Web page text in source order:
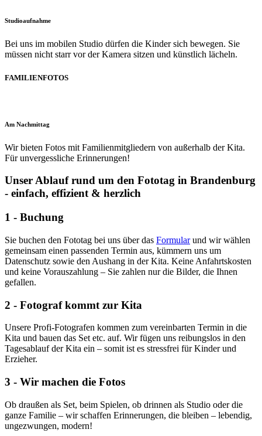
Studioaufnahme
Bei uns im mobilen Studio dürfen die Kinder sich bewegen. Sie
müssen nicht starr vor der Kamera sitzen und künstlich lächeln.
FAMILIENFOTOS
Am Nachmittag
Wir bieten Fotos mit Familienmitgliedern von außerhalb der Kita.
Für unvergessliche Erinnerungen!
Unser Ablauf rund um den Fototag in Brandenburg
- einfach, effizient & herzlich
1 - Buchung
Sie buchen den Fototag bei uns über das Formularund wir wählen
gemeinsam einen passenden Termin aus, kümmern uns um
Datenschutz sowie den Aushang in der Kita. Keine Anfahrtskosten
und keine Vorauszahlung – Sie zahlen nur die Bilder, die Ihnen
gefallen.
2 - Fotograf kommt zur Kita
Unsere Profi-Fotografen kommen zum vereinbarten Termin in die
Kita und bauen das Set etc. auf. Wir fügen uns reibungslos in den
Tagesablauf der Kita ein – somit ist es stressfrei für Kinder und
Erzieher.
3 - Wir machen die Fotos
Ob draußen als Set, beim Spielen, ob drinnen als Studio oder die
ganze Familie – wir schaffen Erinnerungen, die bleiben – lebendig,
ungezwungen, modern!